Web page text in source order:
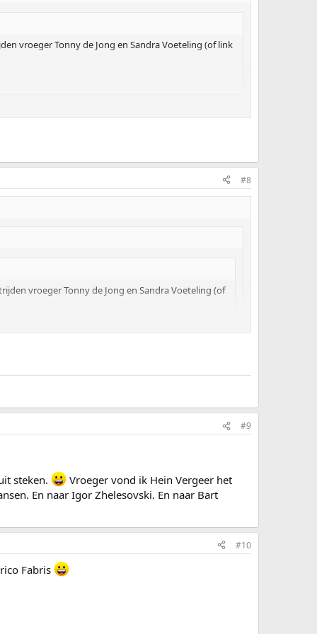
vroeger Tonny de Jong en Sandra Voeteling (of link
#8
vroeger Tonny de Jong en Sandra Voeteling (of
#9
steken.
Vroeger vond ik Hein Vergeer het
En naar Igor Zhelesovski. En naar Bart
#10
Fabris